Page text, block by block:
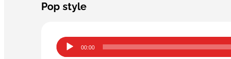
Pop style
Lecteur
audio
00:00